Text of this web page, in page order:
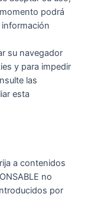
podrá
su navegador
y para impedir
las
esta
a contenidos
no
por